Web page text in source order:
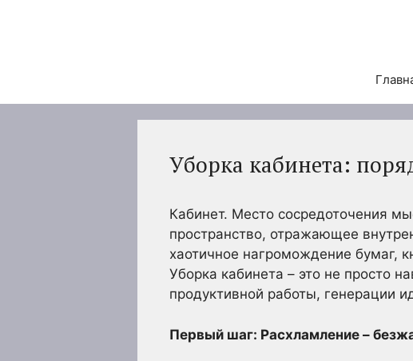
Уборка кабинета:
Кабинет. Место сосредоточения
пространство, отражающее
хаотичное нагромождение бумаг,
Уборка кабинета – это не просто
продуктивной работы, генерации
Первый шаг: Расхламление –